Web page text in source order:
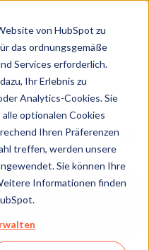
von HubSpot zu
das ordnungsgemäße
Services erforderlich.
Ihr Erlebnis zu
Analytics-Cookies. Sie
optionalen Cookies
Ihren Präferenzen
treffen, werden unsere
Sie können Ihre
Informationen finden
über die